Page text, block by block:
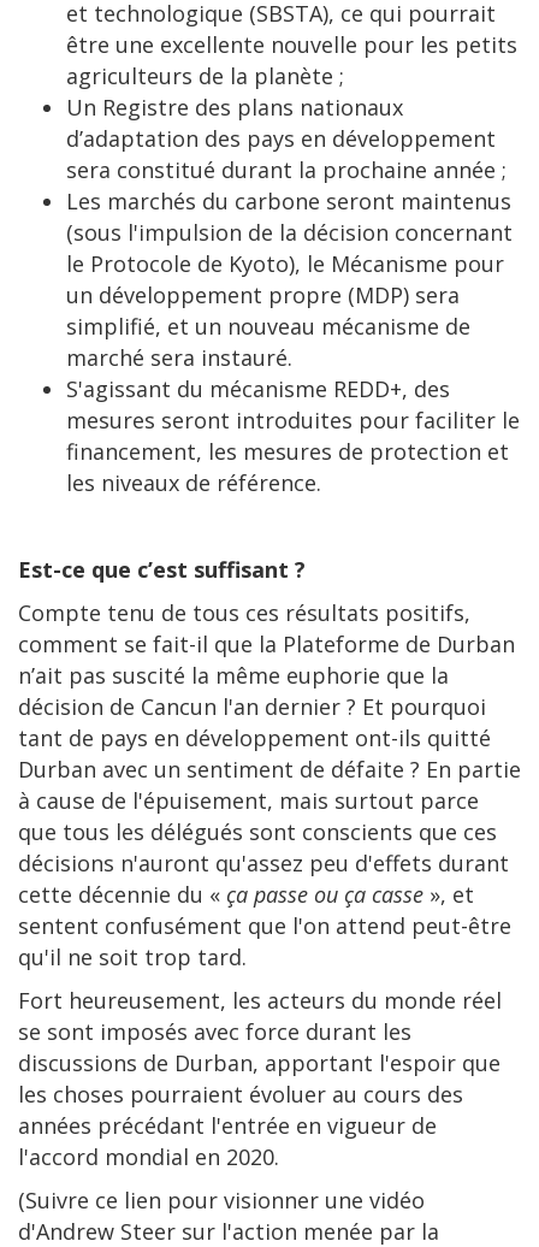
et technologique (SBSTA), ce qui pourrait
être une excellente nouvelle pour les petits
agriculteurs de la planète ;
Un Registre des plans nationaux
d’adaptation des pays en développement
sera constitué durant la prochaine année ;
Les marchés du carbone seront maintenus
(sous l'impulsion de la décision concernant
le Protocole de Kyoto), le Mécanisme pour
un développement propre (MDP) sera
simplifié, et un nouveau mécanisme de
marché sera instauré.
S'agissant du mécanisme REDD+, des
mesures seront introduites pour faciliter le
financement, les mesures de protection et
les niveaux de référence.
Est-ce que c’est suffisant ?
Compte tenu de tous ces résultats positifs,
comment se fait-il que la Plateforme de Durban
n’ait pas suscité la même euphorie que la
décision de Cancun l'an dernier ? Et pourquoi
tant de pays en développement ont-ils quitté
Durban avec un sentiment de défaite ? En partie
à cause de l'épuisement, mais surtout parce
que tous les délégués sont conscients que ces
décisions n'auront qu'assez peu d'effets durant
cette décennie du « ça passe ou ça casse », et
sentent confusément que l'on attend peut-être
qu'il ne soit trop tard.
Fort heureusement, les acteurs du monde réel
se sont imposés avec force durant les
discussions de Durban, apportant l'espoir que
les choses pourraient évoluer au cours des
années précédant l'entrée en vigueur de
l'accord mondial en 2020.
(Suivre ce lien pour visionner une vidéo
d'Andrew Steer sur l'action menée par la